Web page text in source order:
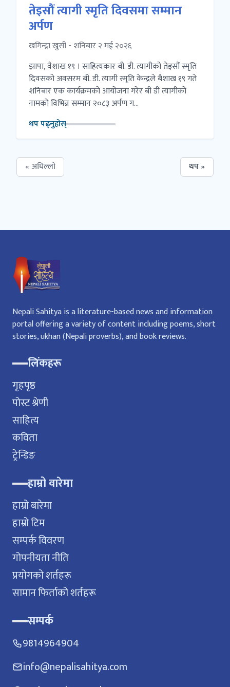
तेइसौं त्यागी स्मृति दिवसमा सम्मान
अर्पण
खगिन्द्रा खुसी - शनिबार २ मई २०२६
झापा, वैशाख १९ । साहित्यकार बी. डी. त्यागीको तेइसौं स्मृति
दिवसको अवसरम बी. डी. त्यागी स्मृति केन्द्रले बैशाख १९ गते
शनिबार एक कार्यक्रमको आयोजना गरेर बी डी त्यागीको
नामको विभिन्न सम्मान २०८३ अर्पण ग...
थप पढ्नुहोस्
« अघिल्लो थप »
Nepali Sahitya is a literature-based news and information
portal offering a variety of content including poems, short
stories, ukhan (Nepali proverbs), and book reviews.
लिंकहरू
गृहपृष्ठ
पोस्ट श्रेणी
साहित्य
कविता
ट्रेन्डिङ
हाम्रो वारेमा
हाम्रो बारेमा
हाम्रो टिम
सम्पर्क विवरण
गोपनीयता नीति
प्रयोगको शर्तहरू
सामान फिर्ताको शर्तहरू
सम्पर्क
9814964904
info@nepalisahitya.com